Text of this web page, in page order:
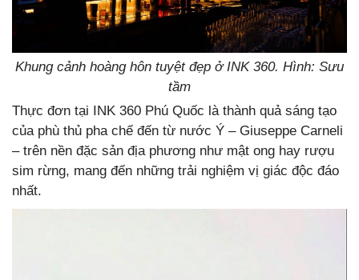
Khung cảnh hoàng hôn tuyệt đẹp ở INK 360. Hình: Sưu
tầm
Thực đơn tại INK 360 Phú Quốc là thành quả sáng tạo
của phù thủ pha chế đến từ nước Ý – Giuseppe Carneli
– trên nền đặc sản địa phương như mật ong hay rượu
sim rừng, mang đến những trải nghiệm vị giác độc đáo
nhất.